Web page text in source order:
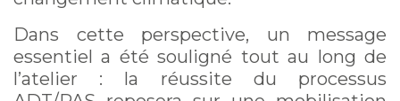
Dans cette perspective, un message
essentiel a été souligné tout au long de
l’atelier : la réussite du processus